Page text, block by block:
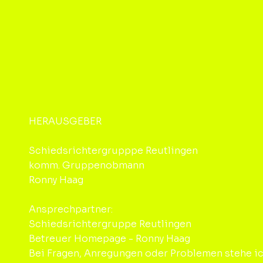
HERAUSGEBER
Schiedsrichtergrupppe Reutlingen
komm. Gruppenobmann
Ronny Haag
Ansprechpartner:
Schiedsrichtergruppe Reutlingen
Betreuer Homepage - Ronny Haag
Bei Fragen, Anregungen oder Problemen stehe